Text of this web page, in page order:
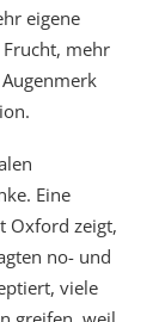
eigene
mehr
Eine
Oxford zeigt,
no- und
viele